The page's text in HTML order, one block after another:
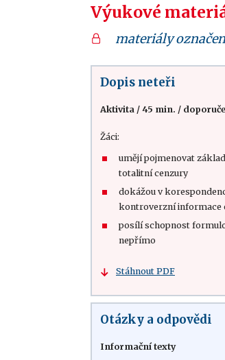
Výukové
materiály
Dopis neteři
Aktivita / 45 min. /
Žáci:
umějí pojmenovat
totalitní cenzury
dokážou v
kontroverzní informace
posílí schopnost
nepřímo
Stáhnout PDF
Otázky a odpovědi
Informační texty